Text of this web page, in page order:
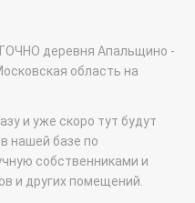
деревня Апальщино -
область на
и уже скоро тут будут
нашей базе по
собственниками и
и других помещений.